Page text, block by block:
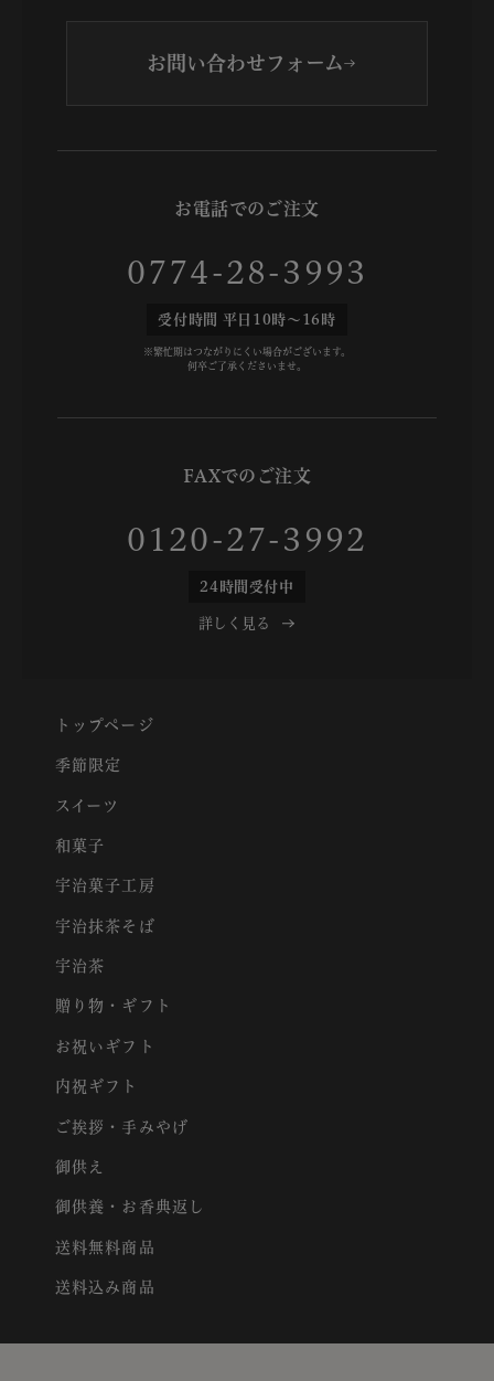
お問い合わせフォーム
お電話でのご注文
0774-28-3993
受付時間 平日10時～16時
※繁忙期はつながりにくい場合がございます。
何卒ご了承くださいませ。
FAXでのご注文
0120-27-3992
24時間受付中
詳しく見る
トップページ
季節限定
スイーツ
和菓子
宇治菓子工房
宇治抹茶そば
宇治茶
贈り物・ギフト
お祝いギフト
内祝ギフト
ご挨拶・手みやげ
御供え
御供養・お香典返し
送料無料商品
送料込み商品